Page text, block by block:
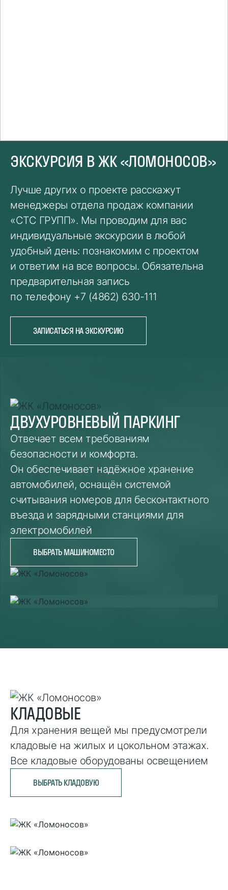
ЭКСКУРСИЯ В ЖК «ЛОМОНОСОВ»
Лучше других о проекте расскажут
менеджеры отдела продаж компании
«СТС ГРУПП». Мы проводим для вас
индивидуальные экскурсии в любой
удобный день: познакомим с проектом
и ответим на все вопросы. Обязательна
предварительная запись
по телефону +7 (4862) 630-111
ЗАПИСАТЬСЯ НА ЭКСКУРСИЮ
ДВУХУРОВНЕВЫЙ ПАРКИНГ
Отвечает всем требованиям
безопасности и комфорта.
Он обеспечивает надёжное хранение
автомобилей, оснащён системой
считывания номеров для бесконтактного
въезда и зарядными станциями для
электромобилей
ВЫБРАТЬ МАШИНОМЕСТО
КЛАДОВЫЕ
Для хранения вещей мы предусмотрели
кладовые на жилых и цокольном этажах.
Все кладовые оборудованы освещением
ВЫБРАТЬ КЛАДОВУЮ